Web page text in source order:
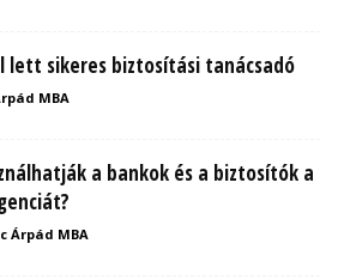
lett sikeres biztosítási tanácsadó
MBA
a bankok és a biztosítók a
Árpád MBA